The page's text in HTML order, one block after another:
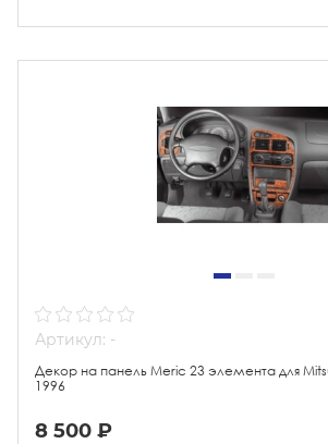
Артикул: -
Декор на панель Meric 23 элемента для
1996
8 500 ₽